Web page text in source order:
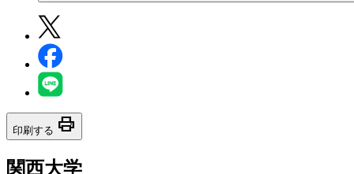
印刷する print
関西大学